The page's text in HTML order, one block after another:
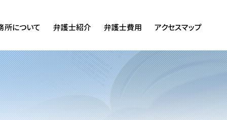
所について 弁護士紹介 弁護士費用 アクセスマップ